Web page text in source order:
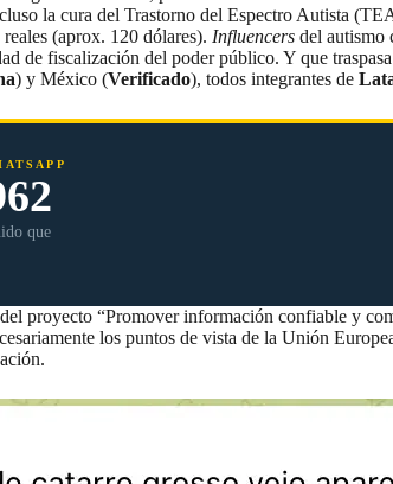
la cura del Trastorno del Espectro Autista
(aprox. 120 dólares). Influencers del autismo
de fiscalización del poder público. Y que
) y México (Verificado), todos integrantes de
que
proyecto “Promover información confiable y
los puntos de vista de la Unión